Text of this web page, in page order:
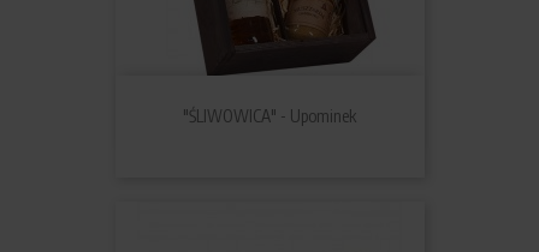
"ŚLIWOWICA" - Upominek